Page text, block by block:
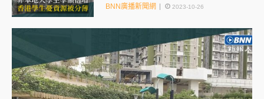
BNN廣播新聞網 2023-10-26